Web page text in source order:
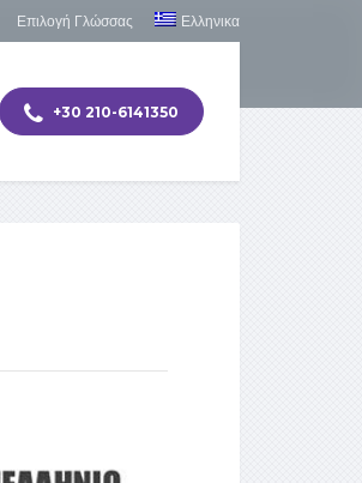
Επιλογή Γλώσσας Ελληνικα
+30 210-6141350